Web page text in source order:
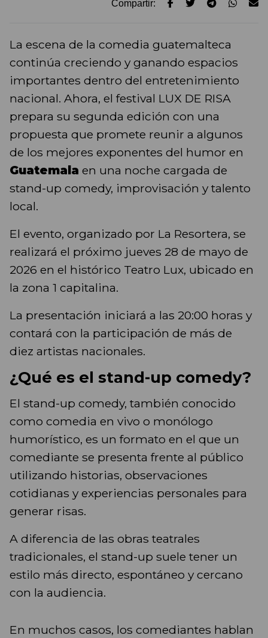
Compartir:
La escena de la comedia guatemalteca
continúa creciendo y ganando espacios
importantes dentro del entretenimiento
nacional. Ahora, el festival LUX DE RISA
prepara su segunda edición con una
propuesta que promete reunir a algunos
de los mejores exponentes del humor en
Guatemala en una noche cargada de
stand-up comedy, improvisación y talento
local.
El evento, organizado por La Resortera, se
realizará el próximo jueves 28 de mayo de
2026 en el histórico Teatro Lux, ubicado en
la zona 1 capitalina.
La presentación iniciará a las 20:00 horas y
contará con la participación de más de
diez artistas nacionales.
¿Qué es el stand-up comedy?
El stand-up comedy, también conocido
como comedia en vivo o monólogo
humorístico, es un formato en el que un
comediante se presenta frente al público
utilizando historias, observaciones
cotidianas y experiencias personales para
generar risas.
A diferencia de las obras teatrales
tradicionales, el stand-up suele tener un
estilo más directo, espontáneo y cercano
con la audiencia.
En muchos casos, los comediantes hablan